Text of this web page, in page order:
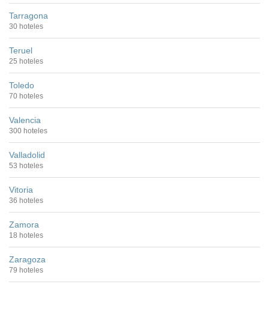
Tarragona
30 hoteles
Teruel
25 hoteles
Toledo
70 hoteles
Valencia
300 hoteles
Valladolid
53 hoteles
Vitoria
36 hoteles
Zamora
18 hoteles
Zaragoza
79 hoteles